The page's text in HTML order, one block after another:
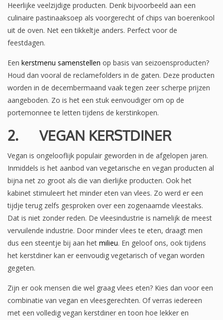
Heerlijke veelzijdige producten. Denk bijvoorbeeld aan een
culinaire pastinaaksoep als voorgerecht of chips van boerenkool
uit de oven. Net een tikkeltje anders. Perfect voor de
feestdagen.
Een kerstmenu samenstellen op basis van seizoensproducten?
Houd dan vooral de reclamefolders in de gaten. Deze producten
worden in de decembermaand vaak tegen zeer scherpe prijzen
aangeboden. Zo is het een stuk eenvoudiger om op de
portemonnee te letten tijdens de kerstinkopen.
2. VEGAN KERSTDINER
Vegan is ongelooflijk populair geworden in de afgelopen jaren.
Inmiddels is het aanbod van vegetarische en vegan producten al
bijna net zo groot als die van dierlijke producten. Ook het
kabinet stimuleert het minder eten van vlees. Zo werd er een
tijdje terug zelfs gesproken over een zogenaamde vleestaks.
Dat is niet zonder reden. De vleesindustrie is namelijk de meest
vervuilende industrie. Door minder vlees te eten, draagt men
dus een steentje bij aan het milieu. En geloof ons, ook tijdens
het kerstdiner kan er eenvoudig vegetarisch of vegan worden
gegeten.
Zijn er ook mensen die wel graag vlees eten? Kies dan voor een
combinatie van vegan en vleesgerechten. Of verras iedereen
met een volledig vegan kerstdiner en toon hoe lekker en